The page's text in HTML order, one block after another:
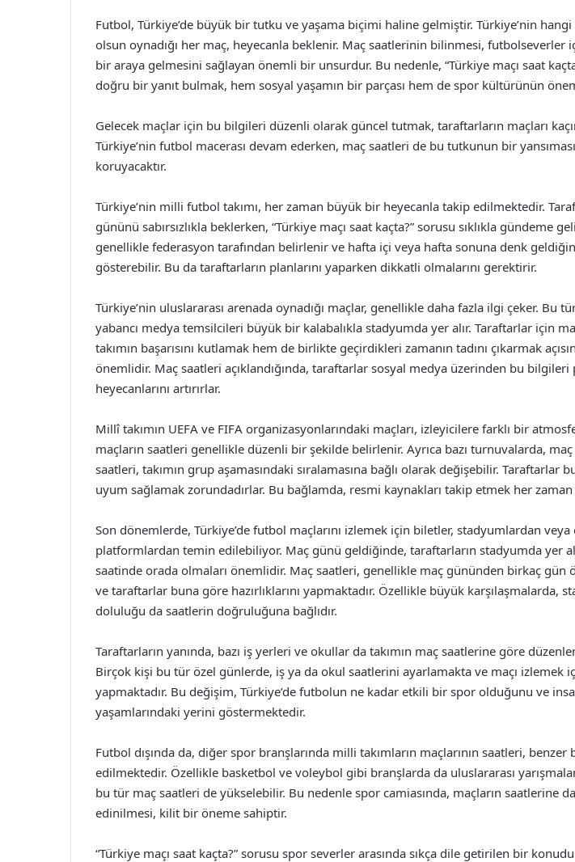
Futbol, Türkiye’de büyük bir tutku ve yaşama biçimi haline gelmiştir. Türkiye’nin
olsun oynadığı her maç, heyecanla beklenir. Maç saatlerinin bilinmesi, futbolseverler
bir araya gelmesini sağlayan önemli bir unsurdur. Bu nedenle, “Türkiye maçı saat
doğru bir yanıt bulmak, hem sosyal yaşamın bir parçası hem de spor kültürünün
Gelecek maçlar için bu bilgileri düzenli olarak güncel tutmak, taraftarların maçları
Türkiye’nin futbol macerası devam ederken, maç saatleri de bu tutkunun bir
koruyacaktır.
Türkiye’nin milli futbol takımı, her zaman büyük bir heyecanla takip edilmektedir.
gününü sabırsızlıkla beklerken, “Türkiye maçı saat kaçta?” sorusu sıklıkla gündeme
genellikle federasyon tarafından belirlenir ve hafta içi veya hafta sonuna denk
gösterebilir. Bu da taraftarların planlarını yaparken dikkatli olmalarını gerektirir.
Türkiye’nin uluslararası arenada oynadığı maçlar, genellikle daha fazla ilgi çeker. Bu
yabancı medya temsilcileri büyük bir kalabalıkla stadyumda yer alır. Taraftarlar için
takımın başarısını kutlamak hem de birlikte geçirdikleri zamanın tadını çıkarmak
önemlidir. Maç saatleri açıklandığında, taraftarlar sosyal medya üzerinden bu bilgileri
heyecanlarını artırırlar.
Millî takımın UEFA ve FIFA organizasyonlarındaki maçları, izleyicilere farklı bir
maçların saatleri genellikle düzenli bir şekilde belirlenir. Ayrıca bazı turnuvalarda,
saatleri, takımın grup aşamasındaki sıralamasına bağlı olarak değişebilir. Taraftarlar
uyum sağlamak zorundadırlar. Bu bağlamda, resmi kaynakları takip etmek her zaman
Son dönemlerde, Türkiye’de futbol maçlarını izlemek için biletler, stadyumlardan
platformlardan temin edilebiliyor. Maç günü geldiğinde, taraftarların stadyumda yer
saatinde orada olmaları önemlidir. Maç saatleri, genellikle maç gününden birkaç gün
ve taraftarlar buna göre hazırlıklarını yapmaktadır. Özellikle büyük karşılaşmalarda,
doluluğu da saatlerin doğruluğuna bağlıdır.
Taraftarların yanında, bazı iş yerleri ve okullar da takımın maç saatlerine göre
Birçok kişi bu tür özel günlerde, iş ya da okul saatlerini ayarlamakta ve maçı izlemek
yapmaktadır. Bu değişim, Türkiye’de futbolun ne kadar etkili bir spor olduğunu ve
yaşamlarındaki yerini göstermektedir.
Futbol dışında da, diğer spor branşlarında milli takımların maçlarının saatleri,
edilmektedir. Özellikle basketbol ve voleybol gibi branşlarda da uluslararası
bu tür maç saatleri de yükselebilir. Bu nedenle spor camiasında, maçların saatlerine
edinilmesi, kilit bir öneme sahiptir.
“Türkiye maçı saat kaçta?” sorusu spor severler arasında sıkça dile getirilen bir